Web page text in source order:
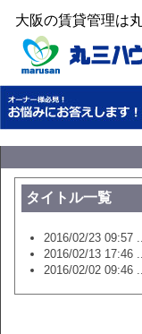
大阪の賃貸管理は
タイトル一覧
2016/02/23 09:57
2016/02/13 17:46
2016/02/02 09:46